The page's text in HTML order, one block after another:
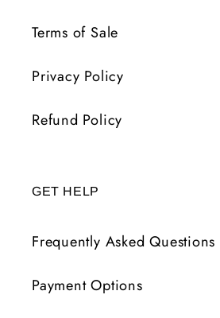
Terms of Sale
Privacy Policy
Refund Policy
GET HELP
Frequently Asked Questions
Payment Options